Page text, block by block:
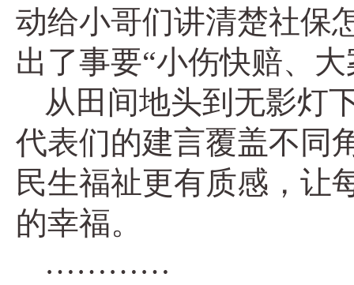
动给小哥们讲清楚社保
出了事要“小伤快赔、
从田间地头到无影灯
代表们的建言覆盖不同
民生福祉更有质感，让
的幸福。
…………